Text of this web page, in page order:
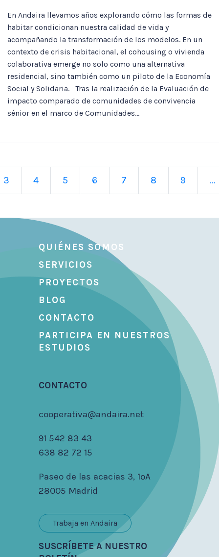
En Andaira llevamos años explorando cómo las formas de
habitar condicionan nuestra calidad de vida y
acompañando la transformación de los modelos. En un
contexto de crisis habitacional, el cohousing o vivienda
colaborativa emerge no solo como una alternativa
residencial, sino también como un piloto de la Economía
Social y Solidaria. Tras la realización de la Evaluación de
impacto comparado de comunidades de convivencia
sénior en el marco de Comunidades...
3 4 5 6 7 8 9 ...
QUIÉNES SOMOS
SERVICIOS
PROYECTOS
BLOG
CONTACTO
PARTICIPA EN NUESTROS
ESTUDIOS
CONTACTO
cooperativa@andaira.net
91 542 83 43
638 82 72 15
Paseo de las acacias 3, 1ºA
28005 Madrid
Trabaja en Andaira
SUSCRÍBETE A NUESTRO